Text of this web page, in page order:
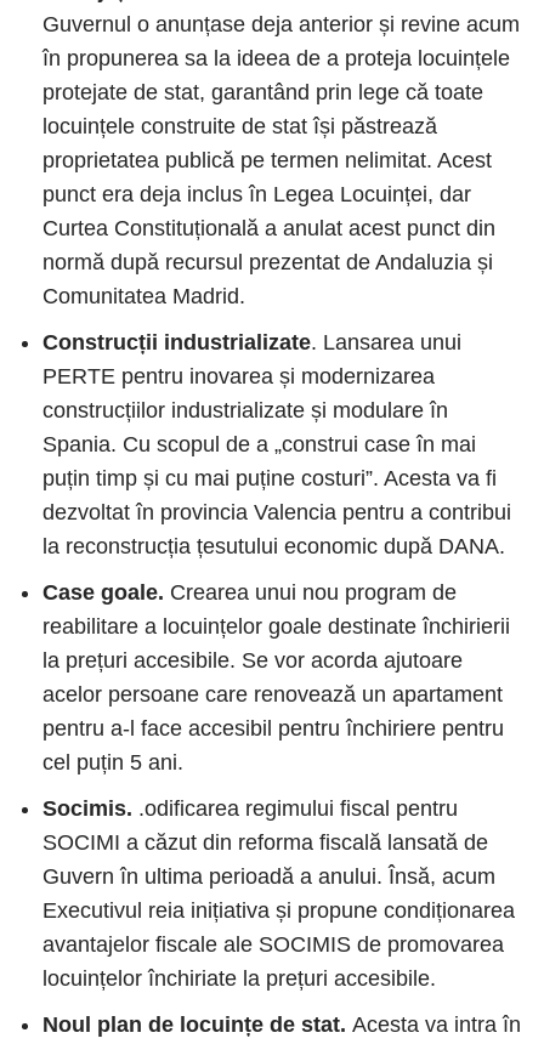
Guvernul o anunțase deja anterior și revine acum
în propunerea sa la ideea de a proteja locuințele
protejate de stat, garantând prin lege că toate
locuințele construite de stat își păstrează
proprietatea publică pe termen nelimitat. Acest
punct era deja inclus în Legea Locuinței, dar
Curtea Constituțională a anulat acest punct din
normă după recursul prezentat de Andaluzia și
Comunitatea Madrid.
Construcții industrializate. Lansarea unui
PERTE pentru inovarea și modernizarea
construcțiilor industrializate și modulare în
Spania. Cu scopul de a „construi case în mai
puțin timp și cu mai puține costuri”. Acesta va fi
dezvoltat în provincia Valencia pentru a contribui
la reconstrucția țesutului economic după DANA.
Case goale. Crearea unui nou program de
reabilitare a locuințelor goale destinate închirierii
la prețuri accesibile. Se vor acorda ajutoare
acelor persoane care renovează un apartament
pentru a-l face accesibil pentru închiriere pentru
cel puțin 5 ani.
Socimis. .odificarea regimului fiscal pentru
SOCIMI a căzut din reforma fiscală lansată de
Guvern în ultima perioadă a anului. Însă, acum
Executivul reia inițiativa și propune condiționarea
avantajelor fiscale ale SOCIMIS de promovarea
locuințelor închiriate la prețuri accesibile.
Noul plan de locuințe de stat. Acesta va intra în